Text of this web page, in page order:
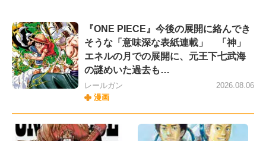
『ONE PIECE』今後の展開に絡んでき
そうな「意味深な表紙連載」 「神」
エネルの月での展開に、元王下七武海
の謎めいた過去も…
レールガン
漫画
2026.08.06